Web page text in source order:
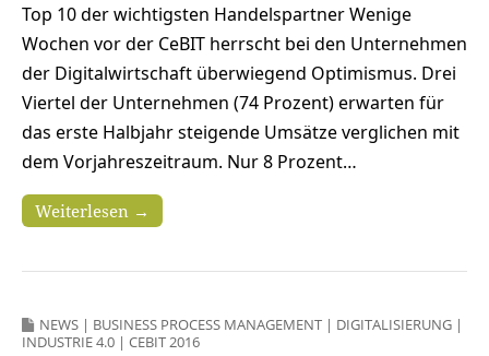
Top 10 der wichtigsten Handelspartner Wenige
Wochen vor der CeBIT herrscht bei den Unternehmen
der Digitalwirtschaft überwiegend Optimismus. Drei
Viertel der Unternehmen (74 Prozent) erwarten für
das erste Halbjahr steigende Umsätze verglichen mit
dem Vorjahreszeitraum. Nur 8 Prozent…
Weiterlesen →
NEWS | BUSINESS PROCESS MANAGEMENT | DIGITALISIERUNG |
INDUSTRIE 4.0 | CEBIT 2016